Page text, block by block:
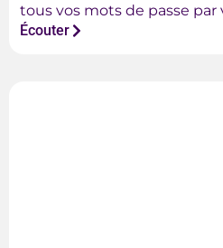
tous vos mots de passe par
Écouter